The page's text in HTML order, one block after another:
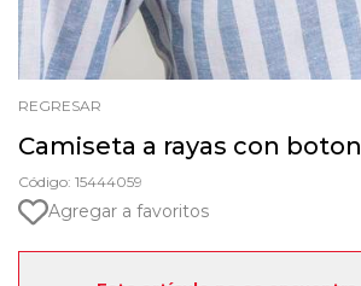
REGRESAR
Camiseta a rayas con
Código: 15444059
Agregar a favoritos